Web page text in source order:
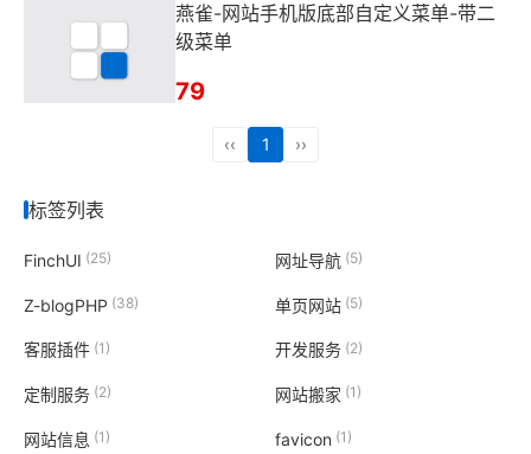
燕雀-网站手机版底部自定义菜单-带二
级菜单
79
‹‹ 1 ››
标签列表
FinchUI (25) 网址导航(5)
Z-blogPHP (38) 单页网站(5)
客服插件 (1) 开发服务(2)
定制服务 (2) 网站搬家 (1)
网站信息 (1) favicon (1)